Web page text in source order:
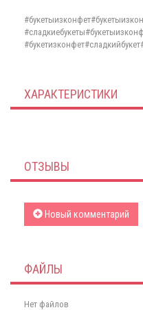
ХАРАКТЕРИСТИКИ
ОТЗЫВЫ
Новый комментарий
ФАЙЛЫ
Нет файлов